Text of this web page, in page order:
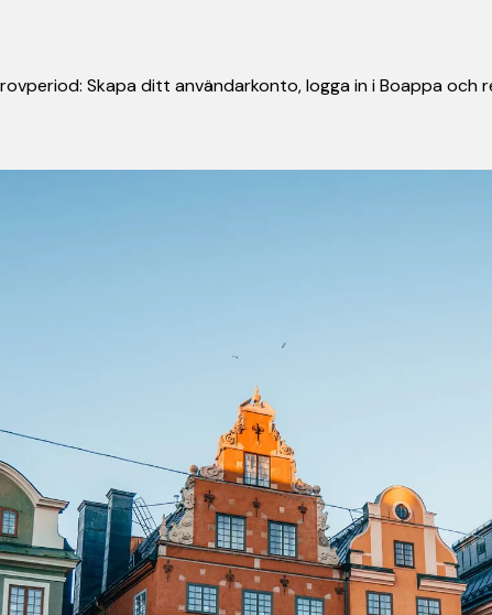
Skapa ditt användarkonto, logga in i Boappa och